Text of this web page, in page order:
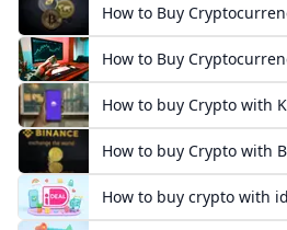
How to Buy
European Guide
How to Buy
Europe
How to buy Crypto with
How to buy Crypto with
How to buy crypto with